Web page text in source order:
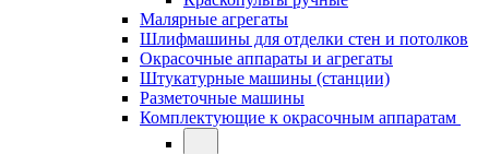
Малярные агрегаты
Шлифмашины для отделки стен и потолков
Окрасочные аппараты и агрегаты
Штукатурные машины (станции)
Разметочные машины
Комплектующие к окрасочным аппаратам